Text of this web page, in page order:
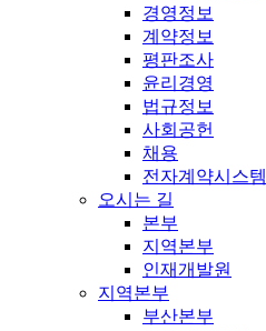
경영정보
계약정보
평판조사
윤리경영
법규정보
사회공헌
채용
전자계약시스템
오시는 길
본부
지역본부
인재개발원
지역본부
부산본부